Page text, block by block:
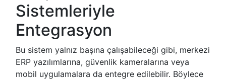
Sistemleriyle
Entegrasyon
Bu sistem yalnız başına çalışabileceği gibi, merkezi
ERP yazılımlarına, güvenlik kameralarına veya
mobil uygulamalara da entegre edilebilir. Böylece